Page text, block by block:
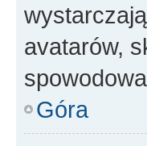
avatarów,
Góra